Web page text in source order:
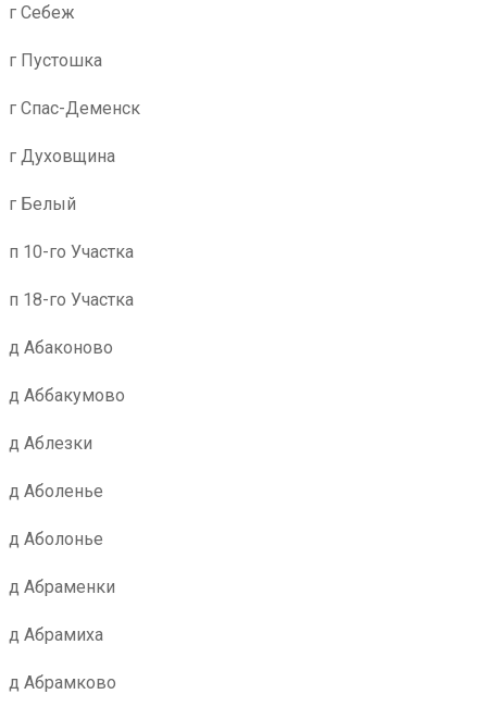
г Себеж
г Пустошка
г Спас-Деменск
г Духовщина
г Белый
п 10-го Участка
п 18-го Участка
д Абаконово
д Аббакумово
д Аблезки
д Аболенье
д Аболонье
д Абраменки
д Абрамиха
д Абрамково